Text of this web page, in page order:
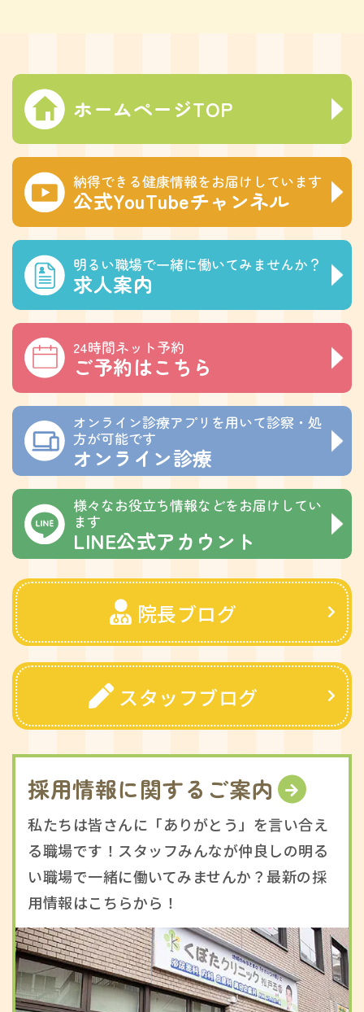
ホームページTOP
納得できる健康情報をお届けしています
公式YouTubeチャンネル
明るい職場で一緒に働いてみませんか？
求人案内
24時間ネット予約
ご予約はこちら
オンライン診療アプリを用いて診察・処
方が可能です
オンライン診療
様々なお役立ち情報などをお届けしてい
ます
LINE公式アカウント
院長ブログ
スタッフブログ
採用情報に関するご案内
私たちは皆さんに「ありがとう」を言い合え
る職場です！スタッフみんなが仲良しの明る
い職場で一緒に働いてみませんか？最新の採
用情報はこちらから！